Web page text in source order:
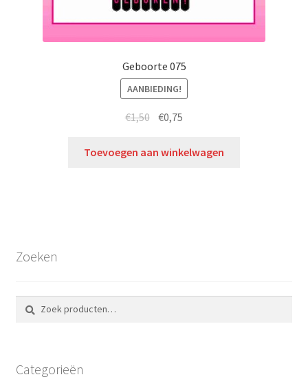
Geboorte 075
AANBIEDING!
€1,50 €0,75
Toevoegen aan winkelwagen
Zoeken
Zoeken
naar:
Zoeken
Categorieën